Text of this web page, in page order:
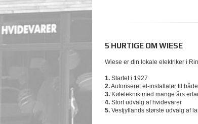
5 HURTIGE OM WIESE
Wiese er din lokale elektriker i
1. Startet i 1927
2.Autoriseret el-installatør til
3. Køleteknik med mange års
4. Stort udvalg af hvidevarer
5. Vestjyllands største udvalg af